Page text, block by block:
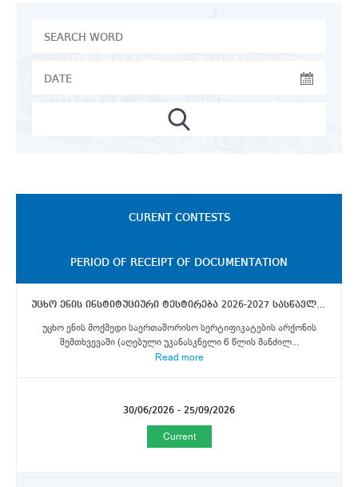
CURENT CONTESTS
PERIOD OF RECEIPT OF DOCUMENTATION
უცხო ენის ინსტიტუციური ტესტირება 2026-2027 სასწავლო წლის გაზაფხულის სემესტრისათვის დაგეგმილ თსუ-ს გაცვლით და მობილობის პროგრამებში მონაწილეობის მსურველი სტუდენტებისათვის
უცხო ენის მოქმედი საერთაშორისო სერტიფიკატების არქონის
შემთხვევაში (აღებული უკანასკნელი 6 წლის მანძილ...
Read more
30/06/2026 - 25/09/2026
Current